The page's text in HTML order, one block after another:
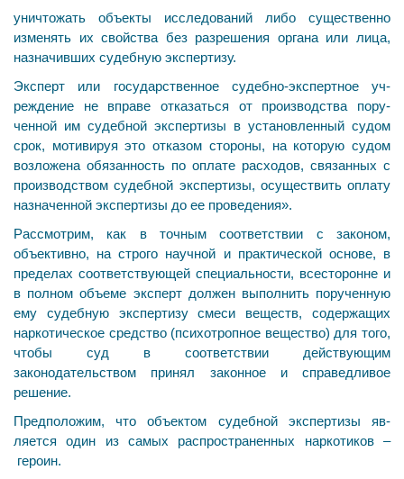
уничтожать объекты исследований либо существенно
изменять их свойства без разрешения органа или лица,
назначивших судебную экспертизу.
Эксперт или государственное судебно-экспертное уч­
реждение не вправе отказаться от производства пору­
ченной им судебной экспертизы в установленный судом
срок, мотивируя это отказом стороны, на которую судом
возложена обязанность по оплате расходов, связанных с
производством судебной экспертизы, осуществить опла­ту
назначенной экспертизы до ее проведения».
Рассмотрим, как в точным соответствии с законом,
объективно, на строго научной и практической основе, в
пределах соответствующей специальности, всесто­ронне и
в полном объеме эксперт должен выполнить по­рученную
ему судебную экспертизу смеси веществ, со­держащих
наркотическое средство (психотропное веще­ство) для того,
чтобы суд в соответствии действующим
законодательством принял законное и справедливое
решение.
Предположим, что объектом судебной экспертизы яв­
ляется один из самых распространенных наркотиков –
героин.